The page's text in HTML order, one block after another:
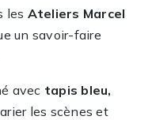
les Ateliers Marcel
un savoir-faire
avec tapis bleu,
les scènes et